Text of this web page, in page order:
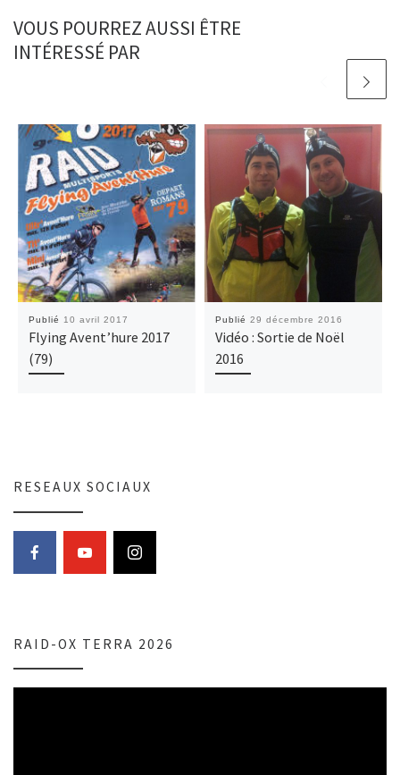
VOUS POURREZ AUSSI ÊTRE
INTÉRESSÉ PAR
Publié 10 avril 2017
Flying Avent’hure 2017
(79)
Publié 29 décembre 2016
Vidéo : Sortie de Noël
2016
RESEAUX SOCIAUX
RAID-OX TERRA 2026